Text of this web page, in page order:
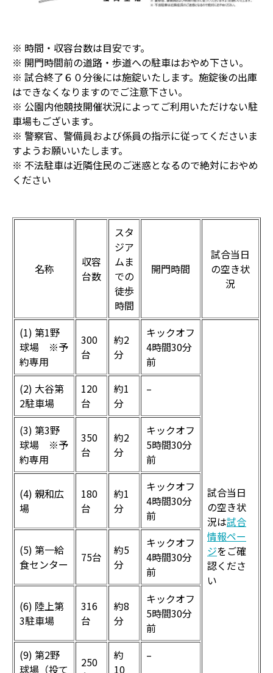
※ 時間・収容台数は目安です。
※ 開門時間前の道路・歩道への駐車はおやめ下さい。
※ 試合終了６０分後には施錠いたします。施錠後の出庫
はできなくなりますのでご注意下さい。
※ 公園内他競技開催状況によってご利用いただけない駐
車場もございます。
※ 警察官、警備員および係員の指示に従ってくださいま
すようお願いいたします。
※ 不法駐車は近隣住民のご迷惑となるので絶対におやめ
ください
名称
収容
台数
スタ
ジア
ムま
での
徒歩
時間
開門時間
試合当日
の空き状
況
(1) 第1野
球場 ※予
約専用
300
台
約2
分
キックオフ
4時間30分
前
試合当日
の空き状
況は試合
情報ペー
ジをご確
認くださ
い
(2) 大谷第
2駐車場
120
台
約1
分
–
(3) 第3野
球場 ※予
約専用
350
台
約2
分
キックオフ
5時間30分
前
(4) 親和広
場
180
台
約1
分
キックオフ
4時間30分
前
(5) 第一給
食センター
75台
約5
分
キックオフ
4時間30分
前
(6) 陸上第
3駐車場
316
台
約8
分
キックオフ
5時間30分
前
(9) 第2野
球場（投て
250
約
10
–